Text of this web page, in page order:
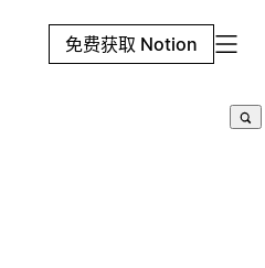
免费获取 Notion